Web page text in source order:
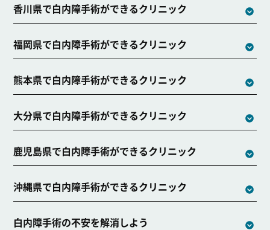
香川県で白内障手術ができるクリニック
福岡県で白内障手術ができるクリニック
熊本県で白内障手術ができるクリニック
大分県で白内障手術ができるクリニック
鹿児島県で白内障手術ができるクリニック
沖縄県で白内障手術ができるクリニック
白内障手術の不安を解消しよう